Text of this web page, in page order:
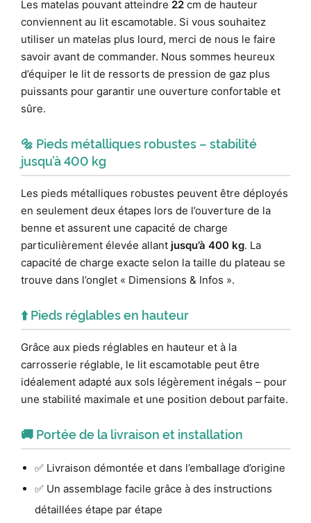
Les matelas pouvant atteindre 22 cm de hauteur
conviennent au lit escamotable. Si vous souhaitez
utiliser un matelas plus lourd, merci de nous le faire
savoir avant de commander. Nous sommes heureux
d’équiper le lit de ressorts de pression de gaz plus
puissants pour garantir une ouverture confortable et
sûre.
🔩 Pieds métalliques robustes – stabilité
jusqu’à 400 kg
Les pieds métalliques robustes peuvent être déployés
en seulement deux étapes lors de l’ouverture de la
benne et assurent une capacité de charge
particulièrement élevée allant jusqu’à 400 kg. La
capacité de charge exacte selon la taille du plateau se
trouve dans l’onglet « Dimensions & Infos ».
⬆️ Pieds réglables en hauteur
Grâce aux pieds réglables en hauteur et à la
carrosserie réglable, le lit escamotable peut être
idéalement adapté aux sols légèrement inégals – pour
une stabilité maximale et une position debout parfaite.
🚚 Portée de la livraison et installation
✅ Livraison démontée et dans l’emballage d’origine
✅ Un assemblage facile grâce à des instructions
détaillées étape par étape